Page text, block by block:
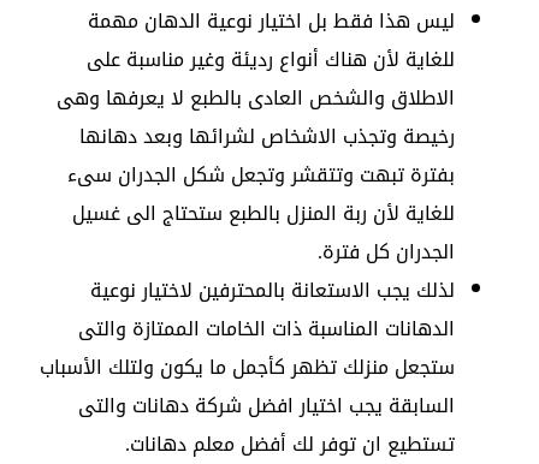
ليس هذا فقط بل اختيار نوعية الدهان مهمة
للغاية لأن هناك أنواع رديئة وغير مناسبة على
الاطلاق والشخص العادى بالطبع لا يعرفها وهى
رخيصة وتجذب الاشخاص لشرائها وبعد دهانها
بفترة تبهت وتتقشر وتجعل شكل الجدران سىء
للغاية لأن ربة المنزل بالطبع ستحتاج الى غسيل
الجدران كل فترة.
لذلك يجب الاستعانة بالمحترفين لاختيار نوعية
الدهانات المناسبة ذات الخامات الممتازة والتى
ستجعل منزلك تظهر كأجمل ما يكون ولتلك الأسباب
السابقة يجب اختيار افضل شركة دهانات والتى
تستطيع ان توفر لك أفضل معلم دهانات.